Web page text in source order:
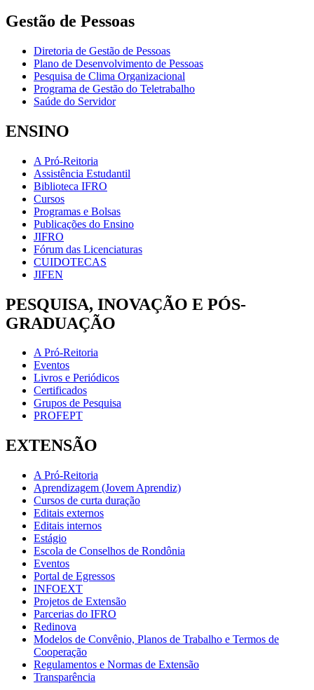
Gestão de Pessoas
Diretoria de Gestão de Pessoas
Plano de Desenvolvimento de Pessoas
Pesquisa de Clima Organizacional
Programa de Gestão do Teletrabalho
Saúde do Servidor
ENSINO
A Pró-Reitoria
Assistência Estudantil
Biblioteca IFRO
Cursos
Programas e Bolsas
Publicações do Ensino
JIFRO
Fórum das Licenciaturas
CUIDOTECAS
JIFEN
PESQUISA, INOVAÇÃO E PÓS-
GRADUAÇÃO
A Pró-Reitoria
Eventos
Livros e Periódicos
Certificados
Grupos de Pesquisa
PROFEPT
EXTENSÃO
A Pró-Reitoria
Aprendizagem (Jovem Aprendiz)
Cursos de curta duração
Editais externos
Editais internos
Estágio
Escola de Conselhos de Rondônia
Eventos
Portal de Egressos
INFOEXT
Projetos de Extensão
Parcerias do IFRO
Redinova
Modelos de Convênio, Planos de Trabalho e Termos de
Cooperação
Regulamentos e Normas de Extensão
Transparência